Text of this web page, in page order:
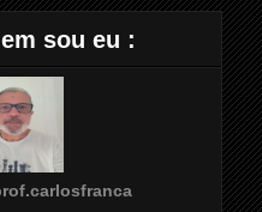
sou eu :